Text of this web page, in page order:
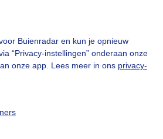
Buienradar en kun je opnieuw
“Privacy-instellingen” onderaan onze
onze app. Lees meer in ons privacy-